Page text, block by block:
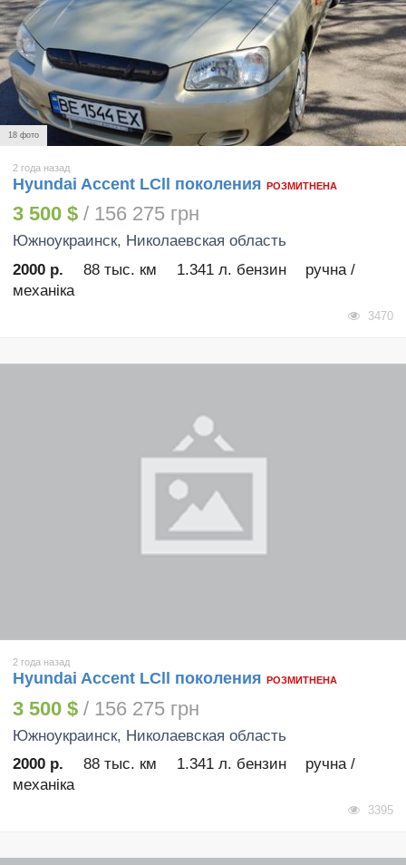
18 фото
2 года назад
Hyundai Accent LСll поколения РОЗМИТНЕНА
3 500 $ / 156 275 грн
Южноукраинск, Николаевская область
2000 р.
88 тыс. км 1.341 л. бензин
ручна /
механіка
3470
2 года назад
Hyundai Accent LСll поколения РОЗМИТНЕНА
3 500 $ / 156 275 грн
Южноукраинск, Николаевская область
2000 р.
88 тыс. км 1.341 л. бензин
ручна /
механіка
3395